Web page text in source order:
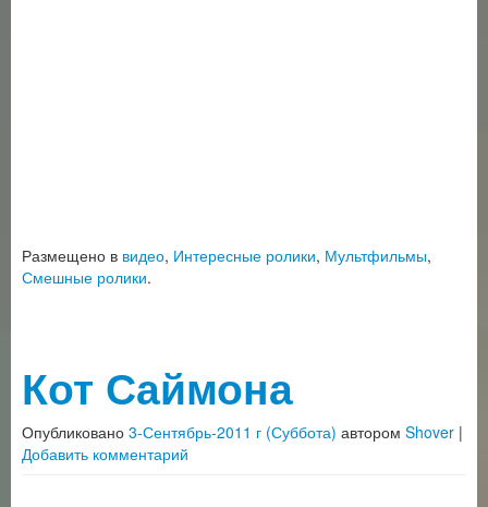
Размещено в видео, Интересные ролики, Мультфильмы,
Смешные ролики.
Кот Саймона
Опубликовано 3-Сентябрь-2011 г (Суббота) автором Shover |
Добавить комментарий